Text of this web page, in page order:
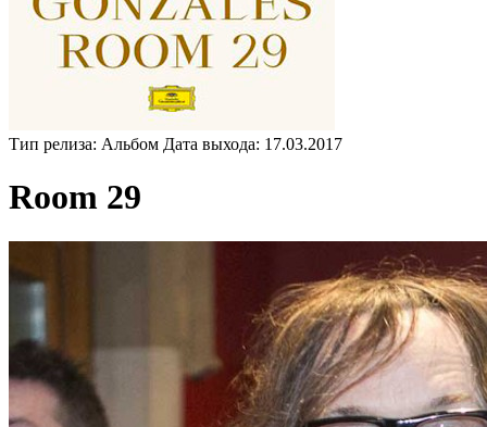
Тип релиза: Альбом Дата выхода: 17.03.2017
Room 29